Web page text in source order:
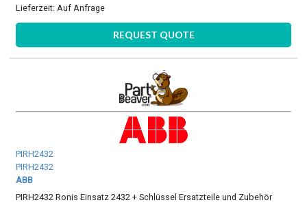
Lieferzeit: Auf Anfrage
REQUEST QUOTE
PIRH2432
PIRH2432
ABB
PIRH2432 Ronis Einsatz 2432 + Schlüssel Ersatzteile und Zubehör